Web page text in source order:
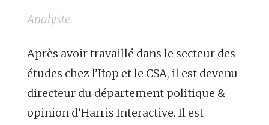
Analyste
Après avoir travaillé dans le secteur des
études chez l’Ifop et le CSA, il est devenu
directeur du département politique &
opinion d’Harris Interactive. Il est